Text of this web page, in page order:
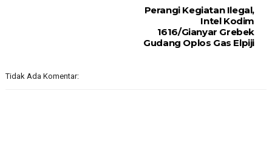
Perangi Kegiatan Ilegal,
Intel Kodim
1616/Gianyar Grebek
Gudang Oplos Gas Elpiji
Tidak Ada Komentar: